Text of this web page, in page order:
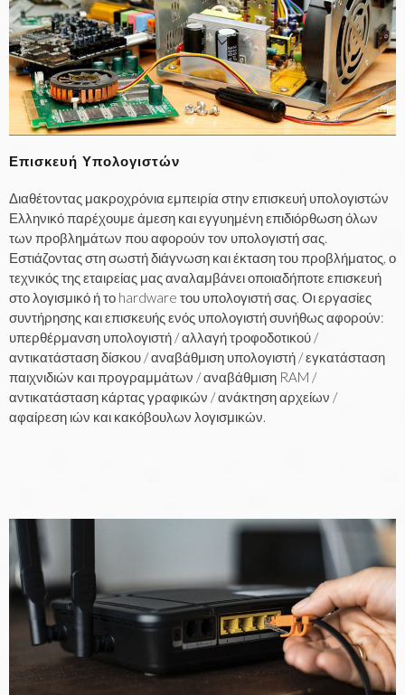
Επισκευή Υπολογιστών
Διαθέτοντας μακροχρόνια εμπειρία στην επισκευή υπολογιστών
Ελληνικό παρέχουμε άμεση και εγγυημένη επιδιόρθωση όλων
των προβλημάτων που αφορούν τον υπολογιστή σας.
Εστιάζοντας στη σωστή διάγνωση και έκταση του προβλήματος, ο
τεχνικός της εταιρείας μας αναλαμβάνει οποιαδήποτε επισκευή
στο λογισμικό ή το hardware του υπολογιστή σας. Οι εργασίες
συντήρησης και επισκευής ενός υπολογιστή συνήθως αφορούν:
υπερθέρμανση υπολογιστή / αλλαγή τροφοδοτικού /
αντικατάσταση δίσκου / αναβάθμιση υπολογιστή / εγκατάσταση
παιχνιδιών και προγραμμάτων / αναβάθμιση RAM /
αντικατάσταση κάρτας γραφικών / ανάκτηση αρχείων /
αφαίρεση ιών και κακόβουλων λογισμικών.